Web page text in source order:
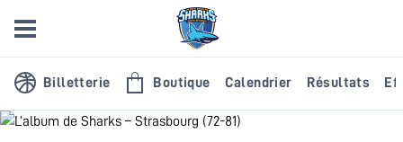
Billetterie Boutique Calendrier Résultats